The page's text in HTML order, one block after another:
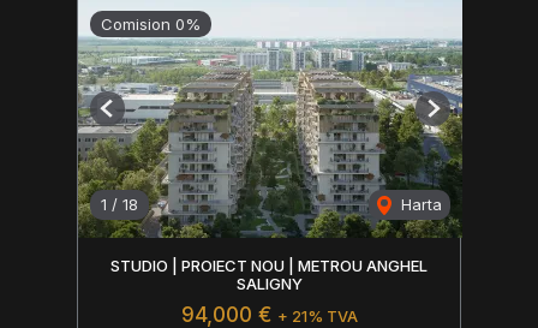
Comision 0%
1 / 18 Harta
Previous Next
STUDIO | PROIECT NOU | METROU ANGHEL
SALIGNY
94,000 € + 21% TVA